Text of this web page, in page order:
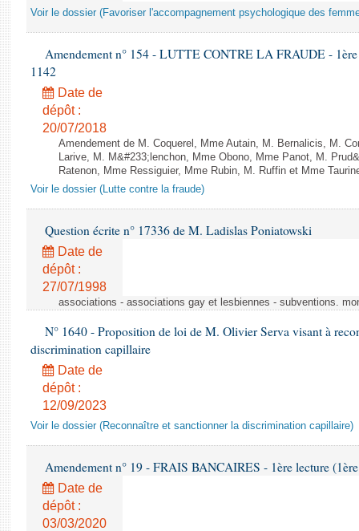
Voir le dossier (Favoriser l'accompagnement psychologique des
Amendement n° 154 - LUTTE CONTRE LA FRAUDE - 1ère
1142
Date de
dépôt :
20/07/2018
Amendement de M. Coquerel, Mme Autain, M. Bernalicis, M.
Larive, M. M&#233;lenchon, Mme Obono, Mme Panot, M.
Ratenon, Mme Ressiguier, Mme Rubin, M. Ruffin et Mme
Voir le dossier (Lutte contre la fraude)
Question écrite n° 17336 de M. Ladislas Poniatowski
Date de
dépôt :
27/07/1998
associations - associations gay et lesbiennes - subventions.
N° 1640 - Proposition de loi de M. Olivier Serva visant à
discrimination capillaire
Date de
dépôt :
12/09/2023
Voir le dossier (Reconnaître et sanctionner la discrimination capillaire)
Amendement n° 19 - FRAIS BANCAIRES - 1ère lecture
Date de
dépôt :
03/03/2020